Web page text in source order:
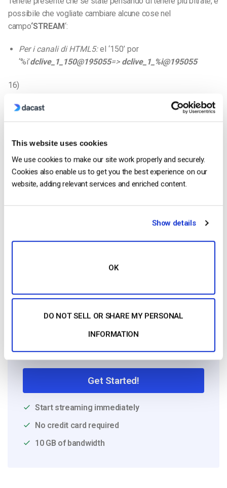
This website uses cookies
We use cookies to make our site work properly and securely.
Cookies also enable us to get you the best experience on our
website, adding relevant services and enriched content.
Show details
OK
DO NOT SELL OR SHARE MY PERSONAL
INFORMATION
possibile che vogliate cambiare alcune cose nel
campo‘STREAM‘:
Per i canali di HTML5:el ‘150’ por
‘%i’dclive_1_150@195055=> dclive_1_%i@195055
16)
: fate un clic su Conectar e introducete l’utente e il nome della
persona di cui avete preso nota. 17) Cliccate su Inicio – che
trasmissione è necessario andare al backend di dacast e fare
clic su Vista previa (Anteprima). Tenete presente che per i
canali “todos los dispositivos” (Tutti i dispositivi) possono
tardare fino a 50 secondi per arrivare in linea. Así que sea
Dacast Team
Free 14-Day Trial
Get Started!
Start streaming immediately
No credit card required
10 GB of bandwidth